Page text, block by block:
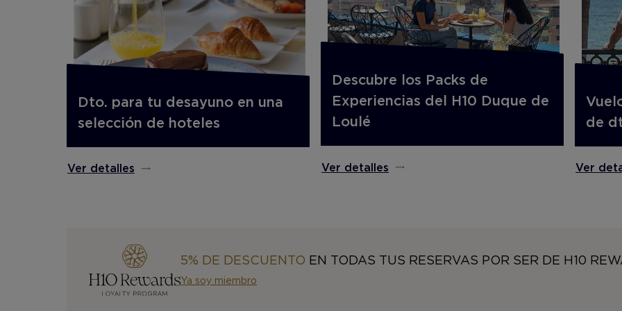
Dto. para tu desayuno en una
selección de hoteles
Ver detalles
Descubre los Packs de
Experiencias del H10 Duque de
Loulé
Ver detalles
de
Ver
5% DE DESCUENTO EN TODAS TUS RESERVAS POR SER DE H10
Ya soy miembro